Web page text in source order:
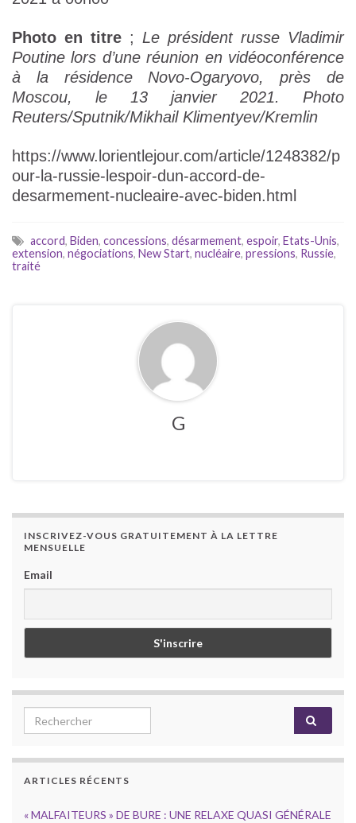
Photo en titre ; Le président russe Vladimir
Poutine lors d’une réunion en vidéoconférence
à la résidence Novo-Ogaryovo, près de
Moscou, le 13 janvier 2021. Photo
Reuters/Sputnik/Mikhail Klimentyev/Kremlin
https://www.lorientlejour.com/article/1248382/p
our-la-russie-lespoir-dun-accord-de-
desarmement-nucleaire-avec-biden.html
accord, Biden, concessions, désarmement, espoir, Etats-Unis,
extension, négociations, New Start, nucléaire, pressions, Russie,
traité
G
INSCRIVEZ-VOUS GRATUITEMENT À LA LETTRE
MENSUELLE
Email
Search for:
ARTICLES RÉCENTS
« MALFAITEURS » DE BURE : UNE RELAXE QUASI GÉNÉRALE